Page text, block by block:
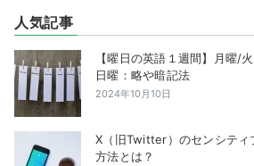
人気記事
【曜日の英語１週間】月曜/
日曜：略や暗記法
2024年10月10日
X（旧Twitter）のセンシティ
方法とは？